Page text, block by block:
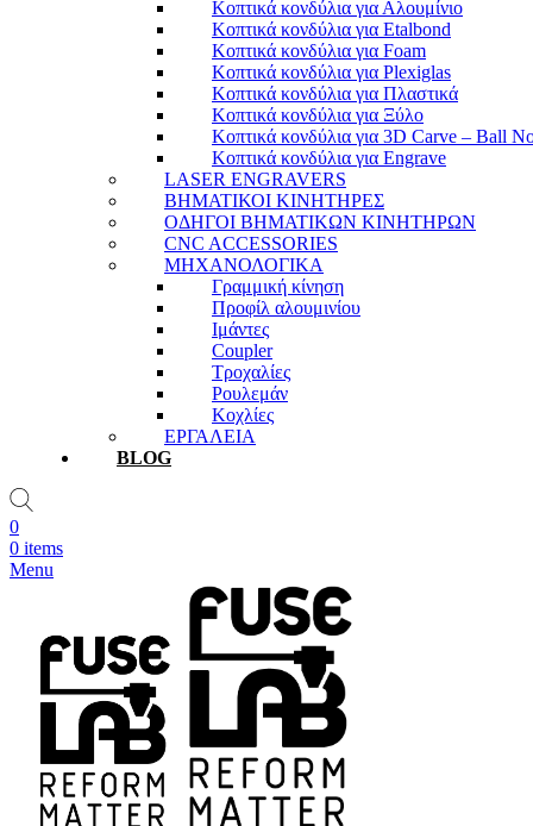
Κοπτικά κονδύλια για Αλουμίνιο
Κοπτικά κονδύλια για Etalbond
Κοπτικά κονδύλια για Foam
Κοπτικά κονδύλια για Plexiglas
Κοπτικά κονδύλια για Πλαστικά
Κοπτικά κονδύλια για Ξύλο
Κοπτικά κονδύλια για 3D Carve – Ball
Κοπτικά κονδύλια για Engrave
LASER ENGRAVERS
ΒΗΜΑΤΙΚΟΙ ΚΙΝΗΤΗΡΕΣ
ΟΔΗΓΟΙ ΒΗΜΑΤΙΚΩΝ ΚΙΝΗΤΗΡΩΝ
CNC ACCESSORIES
ΜΗΧΑΝΟΛΟΓΙΚΑ
Γραμμική κίνηση
Προφίλ αλουμινίου
Ιμάντες
Coupler
Τροχαλίες
Ρουλεμάν
Κοχλίες
ΕΡΓΑΛΕΙΑ
BLOG
0
0 items
Menu